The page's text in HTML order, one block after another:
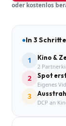
oder kostenlos
●In 3
1 Kino &
2
2 Spot
Eigenes
3
DCP an